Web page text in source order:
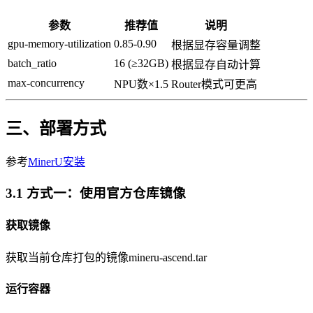
参数 推荐值
说明
gpu-memory-utilization 0.85-0.90
根据显存容量调整
batch_ratio
16 (≥32GB) 根据显存自动计算
max-concurrency
NPU数×1.5 Router模式可更高
三、部署方式
参考MinerU安装
3.1 方式一：使用官方仓库镜像
获取镜像
获取当前仓库打包的镜像mineru-ascend.tar
运行容器